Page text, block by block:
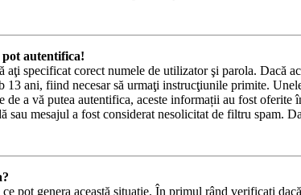
autentifica!
specificat corect numele de utilizator şi parola. Dacă
13 ani, fiind necesar să urmaţi instrucţiunile primite.
de a vă putea autentifica, aceste informații au fost
sau mesajul a fost considerat nesolicitat de filtru spam.
pot genera această situație. În primul rând verificaţi